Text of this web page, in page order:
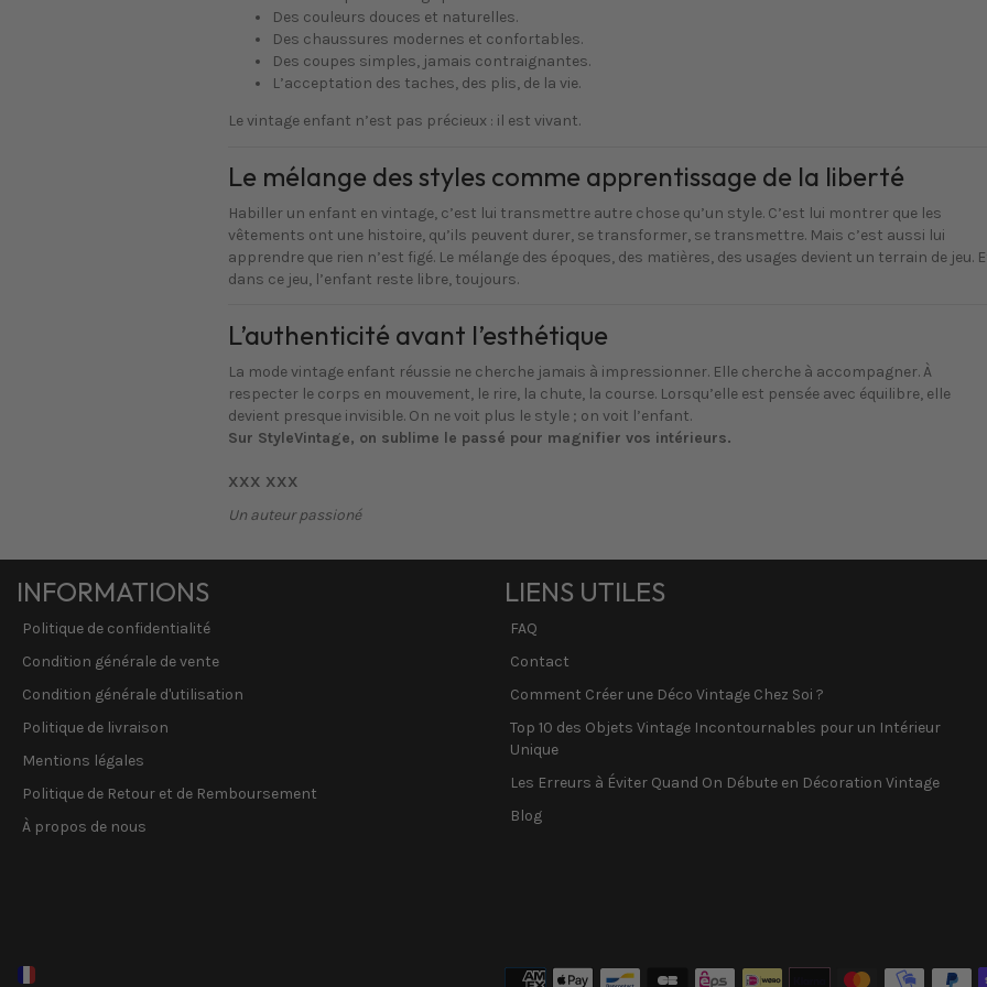
Des couleurs douces et naturelles.
Des chaussures modernes et confortables.
Des coupes simples, jamais contraignantes.
L’acceptation des taches, des plis, de la vie.
Le vintage enfant n’est pas précieux : il est vivant.
Le mélange des styles comme apprentissage de la liberté
Habiller un enfant en vintage, c’est lui transmettre autre chose qu’un style. C’est lui montrer que les
vêtements ont une histoire, qu’ils peuvent durer, se transformer, se transmettre. Mais c’est aussi lui
apprendre que rien n’est figé. Le mélange des époques, des matières, des usages devient un terrain de jeu.
dans ce jeu, l’enfant reste libre, toujours.
L’authenticité avant l’esthétique
La mode vintage enfant réussie ne cherche jamais à impressionner. Elle cherche à accompagner. À
respecter le corps en mouvement, le rire, la chute, la course. Lorsqu’elle est pensée avec équilibre, elle
devient presque invisible. On ne voit plus le style ; on voit l’enfant.
Sur StyleVintage, on sublime le passé pour magnifier vos intérieurs.
XXX XXX
Un auteur passioné
INFORMATIONS
Politique de confidentialité
Condition générale de vente
Condition générale d'utilisation
Politique de livraison
Mentions légales
Politique de Retour et de Remboursement
À propos de nous
LIENS UTILES
FAQ
Contact
Comment Créer une Déco Vintage Chez Soi ?
Top 10 des Objets Vintage Incontournables pour un Intérieur
Unique
Les Erreurs à Éviter Quand On Débute en Décoration Vintage
Blog
Méthodes